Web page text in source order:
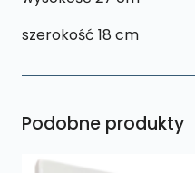
szerokość 18 cm
Podobne produkty